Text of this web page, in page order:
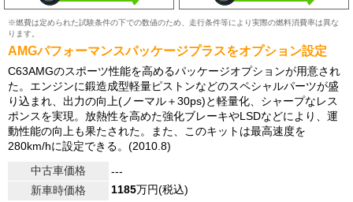
※燃費は定められた試験条件の下での数値のため、走行条件等により実際の燃料消費率は異な
ります。
AMGパフォーマンスパッケージプラスをオプション設定
C63AMGのスポーツ性能を高めるパッケージオプションが用意され
た。エンジンに鍛造成型軽量ピストンなどのスペシャルパーツが盛
り込まれ、出力の向上(ノーマル＋30ps)と軽量化、シャープなレス
ポンスを実現。放熱性を高めた強化ブレーキやLSDなどにより、運
動性能の向上も果たされた。また、このキットは最高速度を
280km/hに設定できる。(2010.8)
中古車価格
---
新車時価格
1185万円(税込)